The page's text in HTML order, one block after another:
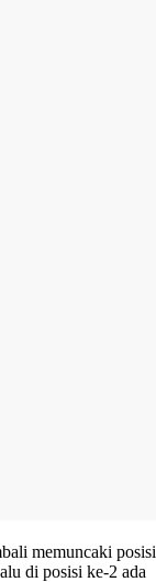
memuncaki posisi
di posisi ke-2 ada